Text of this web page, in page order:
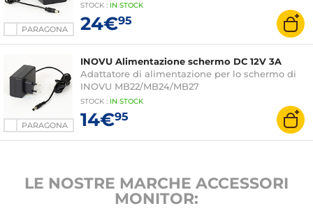
PARAGONA
STOCK : IN STOCK
24€95
PARAGONA
INOVU Alimentazione schermo DC 12V 3A
Adattatore di alimentazione per lo schermo di
INOVU MB22/MB24/MB27
STOCK : IN STOCK
14€95
LE NOSTRE MARCHE ACCESSORI
MONITOR: